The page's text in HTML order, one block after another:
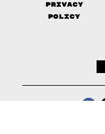
Privacy
Policy